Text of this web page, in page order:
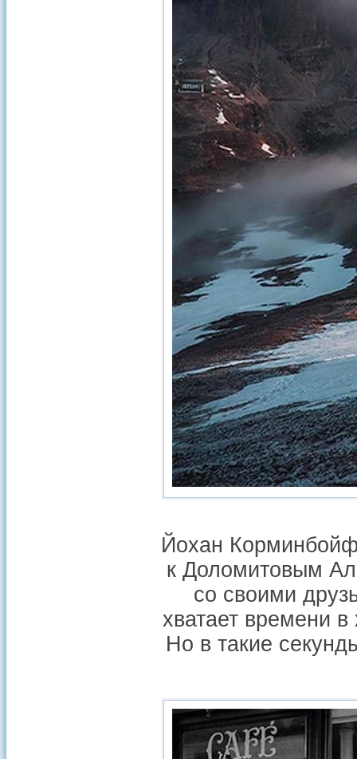
Йохан
к Доломитовым
со своими
хватает времени
Но в такие